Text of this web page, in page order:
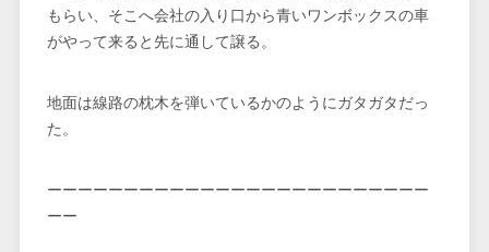
もらい、そこへ会社の入り口から青いワンボックスの車
がやって来ると先に通して譲る。
地面は線路の枕木を弾いているかのようにガタガタだっ
た。
ーーーーーーーーーーーーーーーーーーーーーーーーー
ーー